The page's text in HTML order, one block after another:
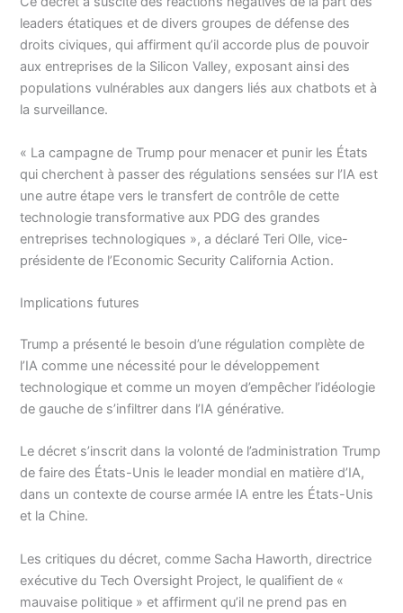
leaders étatiques et de divers groupes de défense des
droits civiques, qui affirment qu’il accorde plus de pouvoir
aux entreprises de la Silicon Valley, exposant ainsi des
populations vulnérables aux dangers liés aux chatbots et à
la surveillance.
« La campagne de Trump pour menacer et punir les États
qui cherchent à passer des régulations sensées sur l’IA est
une autre étape vers le transfert de contrôle de cette
technologie transformative aux PDG des grandes
entreprises technologiques », a déclaré Teri Olle, vice-
présidente de l’Economic Security California Action.
Implications futures
Trump a présenté le besoin d’une régulation complète de
l’IA comme une nécessité pour le développement
technologique et comme un moyen d’empêcher l’idéologie
de gauche de s’infiltrer dans l’IA générative.
Le décret s’inscrit dans la volonté de l’administration Trump
de faire des États-Unis le leader mondial en matière d’IA,
dans un contexte de course armée IA entre les États-Unis
et la Chine.
Les critiques du décret, comme Sacha Haworth, directrice
exécutive du Tech Oversight Project, le qualifient de «
mauvaise politique » et affirment qu’il ne prend pas en